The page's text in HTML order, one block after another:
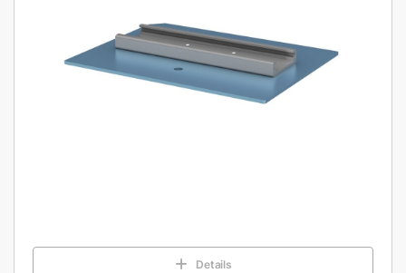
Details